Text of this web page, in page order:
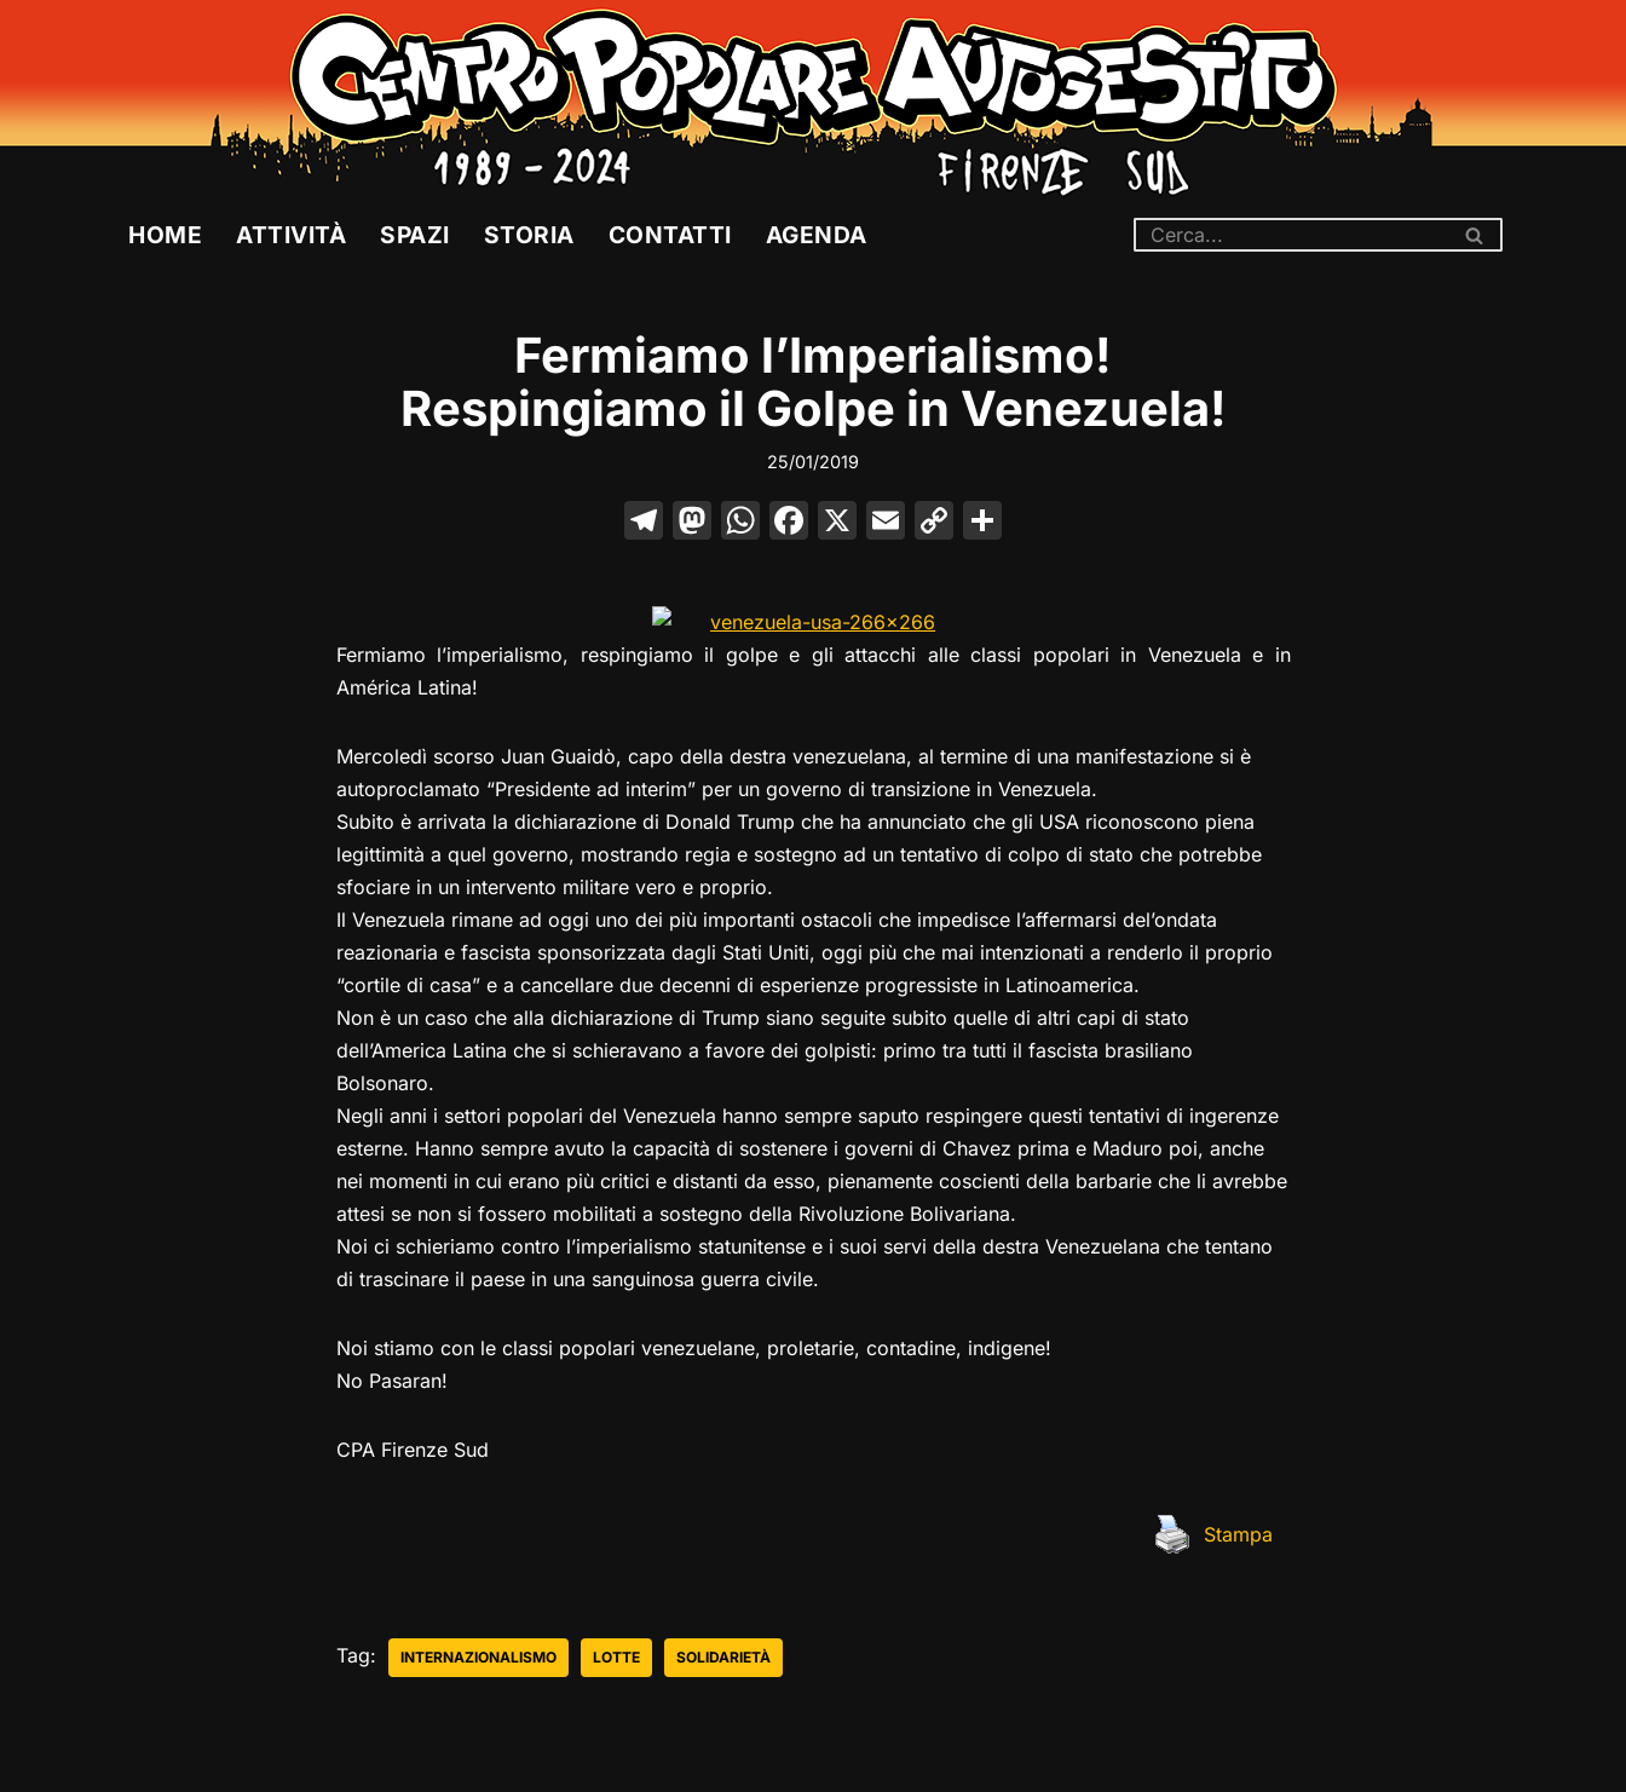
al
HOME ATTIVITÀ SPAZI STORIA CONTATTI AGENDA
Fermiamo l’Imperialismo!
Respingiamo il Golpe in Venezuela!
25/01/2019
T
gr
a
M
o
d
n
W
s
A
p
F
e
b
o
k
X E
l
C
y
Li
k
di
vi
Fermiamo l’imperialismo, respingiamo il golpe e gli attacchi alle classi popolari in Venezuela e in
América Latina!
Mercoledì scorso Juan Guaidò, capo della destra venezuelana, al termine di una manifestazione si è
autoproclamato “Presidente ad interim” per un governo di transizione in Venezuela.
Subito è arrivata la dichiarazione di Donald Trump che ha annunciato che gli USA riconoscono piena
legittimità a quel governo, mostrando regia e sostegno ad un tentativo di colpo di stato che potrebbe
sfociare in un intervento militare vero e proprio.
Il Venezuela rimane ad oggi uno dei più importanti ostacoli che impedisce l’affermarsi del’ondata
reazionaria e fascista sponsorizzata dagli Stati Uniti, oggi più che mai intenzionati a renderlo il proprio
“cortile di casa” e a cancellare due decenni di esperienze progressiste in Latinoamerica.
Non è un caso che alla dichiarazione di Trump siano seguite subito quelle di altri capi di stato
dell’America Latina che si schieravano a favore dei golpisti: primo tra tutti il fascista brasiliano
Bolsonaro.
Negli anni i settori popolari del Venezuela hanno sempre saputo respingere questi tentativi di ingerenze
esterne. Hanno sempre avuto la capacità di sostenere i governi di Chavez prima e Maduro poi, anche
nei momenti in cui erano più critici e distanti da esso, pienamente coscienti della barbarie che li avrebbe
attesi se non si fossero mobilitati a sostegno della Rivoluzione Bolivariana.
Noi ci schieriamo contro l’imperialismo statunitense e i suoi servi della destra Venezuelana che tentano
di trascinare il paese in una sanguinosa guerra civile.
Noi stiamo con le classi popolari venezuelane, proletarie, contadine, indigene!
No Pasaran!
CPA Firenze Sud
Stampa
Tag: INTERNAZIONALISMO LOTTE SOLIDARIETÀ